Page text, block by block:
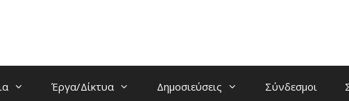
Έργα/Δίκτυα Δημοσιεύσεις Σύνδεσμοι